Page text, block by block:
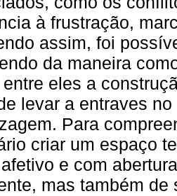
à frustração,
assim, foi
da maneira
eles a
levar a entraves
Para
criar um espaço
e com
mas também de